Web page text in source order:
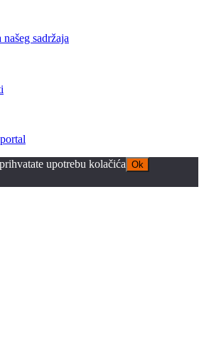
sadržaja
upotrebu kolačića Ok